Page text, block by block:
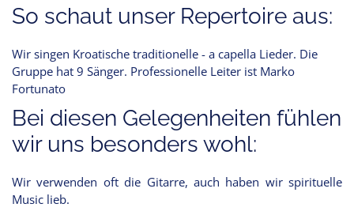
So schaut unser Repertoire aus:
Wir singen Kroatische traditionelle - a capella Lieder. Die
Gruppe hat 9 Sänger. Professionelle Leiter ist Marko
Fortunato
Bei diesen Gelegenheiten fühlen
wir uns besonders wohl:
Wir verwenden oft die Gitarre, auch haben wir spirituelle
Music lieb.